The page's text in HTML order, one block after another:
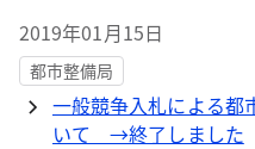
2019年01月15日
都市整備局
一般競争入札による都
いて →終了しました